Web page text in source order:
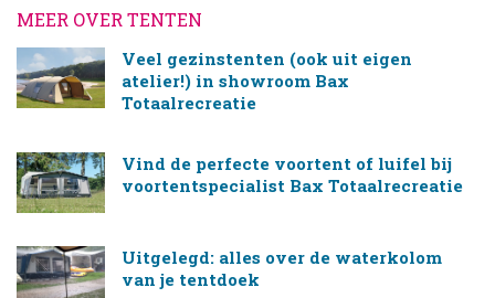
MEER OVER TENTEN
Veel gezinstenten (ook uit eigen
atelier!) in showroom Bax
Totaalrecreatie
Vind de perfecte voortent of luifel bij
voortentspecialist Bax Totaalrecreatie
Uitgelegd: alles over de waterkolom
van je tentdoek